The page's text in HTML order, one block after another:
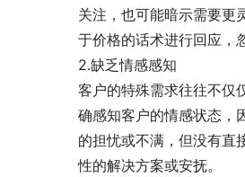
关注，也可能暗示需要更
于价格的话术进行回应，
2.缺乏情感感知
客户的特殊需求往往不仅
确感知客户的情感状态，
的担忧或不满，但没有直
性的解决方案或安抚。